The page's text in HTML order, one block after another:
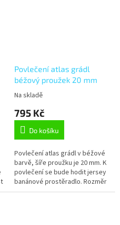
Povlečení atlas grádl
béžový proužek 20 mm
Na skladě
795 Kč
Do košíku
Povlečení atlas grádl v béžové
barvě, šíře proužku je 20 mm. K
povlečení se bude hodit jersey
banánové prostěradlo. Rozměr
povlečení je 140x200, 70x90 cm.